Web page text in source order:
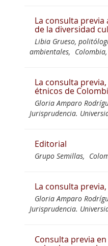
La consulta
de la diversidad
Libia Grueso,
ambientales, Colombia,
La consulta
étnicos de
Gloria Amparo
Jurisprudencia.
Editorial
Grupo Semillas,
La consulta
Gloria Amparo
Jurisprudencia.
Consulta previa